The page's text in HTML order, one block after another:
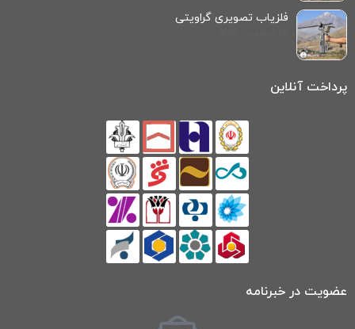
فلزیاب تصویری گراویتی
پرداخت آنلاین
عضویت در خبرنامه